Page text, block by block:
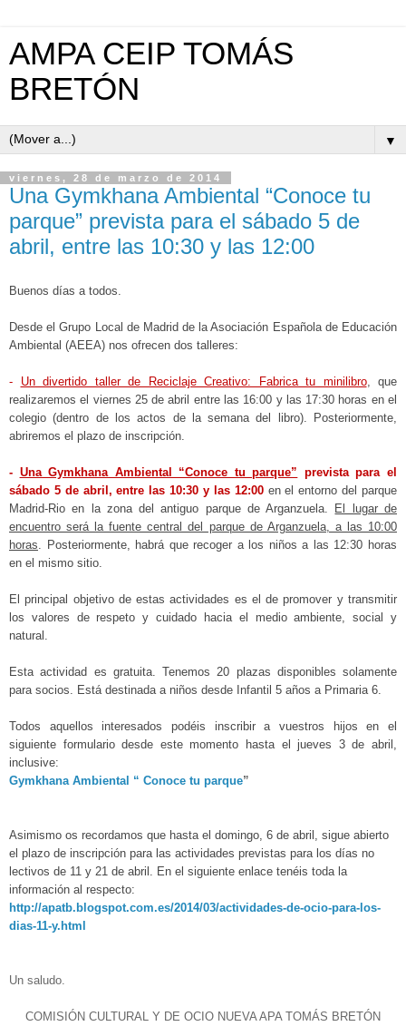
AMPA CEIP TOMÁS
BRETÓN
▼
viernes, 28 de marzo de 2014
Una Gymkhana Ambiental “Conoce tu
parque” prevista para el sábado 5 de
abril, entre las 10:30 y las 12:00
Buenos días a todos.
Desde el Grupo Local de Madrid de la Asociación Española de Educación
Ambiental (AEEA) nos ofrecen dos talleres:
- Un divertido taller de Reciclaje Creativo: Fabrica tu minilibro, que
realizaremos el viernes 25 de abril entre las 16:00 y las 17:30 horas en el
colegio (dentro de los actos de la semana del libro). Posteriormente,
abriremos el plazo de inscripción.
- Una Gymkhana Ambiental “Conoce tu parque” prevista para el
sábado 5 de abril, entre las 10:30 y las 12:00en el entorno del parque
Madrid-Rio en la zona del antiguo parque de Arganzuela.
El lugar de
encuentro será la fuente central del parque de Arganzuela, a las 10:00
horas . Posteriormente, habrá que recoger a los niños a las 12:30 horas
en el mismo sitio.
El principal objetivo de estas actividades es el de promover y transmitir
los valores de respeto y cuidado hacia el medio ambiente, social y
natural.
Esta actividad es gratuita. Tenemos 20 plazas disponibles solamente
para socios. Está destinada a niños desde Infantil 5 años a Primaria 6.
Todos aquellos interesados podéis inscribir a vuestros hijos en el
siguiente formulario desde este momento hasta el jueves 3 de abril,
inclusive:
Gymkhana Ambiental “ Conoce tu parque”
Asimismo os recordamos que hasta el domingo, 6 de abril, sigue abierto
el plazo de inscripción para las actividades previstas para los días no
lectivos de 11 y 21 de abril. En el siguiente enlace tenéis toda la
información al respecto:
http://apatb.blogspot.com.es/2014/03/actividades-de-ocio-para-los-
dias-11-y.html
Un saludo.
COMISIÓN CULTURAL Y DE OCIO NUEVA APA TOMÁS BRETÓN